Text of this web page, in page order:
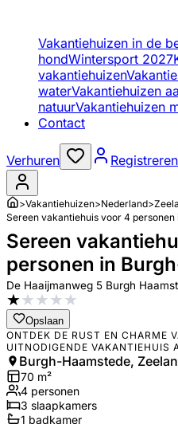
Vakantiehuizen in de
hondWintersport 2027
vakantiehuizen
waterVakantiehuizen
natuurVakantiehuizen
Contact
Verhuren Registreren
>Vakantiehuizen>Nederland>
Sereen vakantiehuis voor 4
Sereen
personen in
De Haaijmanweg 5 Burgh
★★★★★
Opslaan
ONTDEK DE RUST EN CHARME
UITNODIGENDE VAKANTIEHUIS
Burgh-Haamstede,
70 m²
4 personen
3 slaapkamers
1 badkamer